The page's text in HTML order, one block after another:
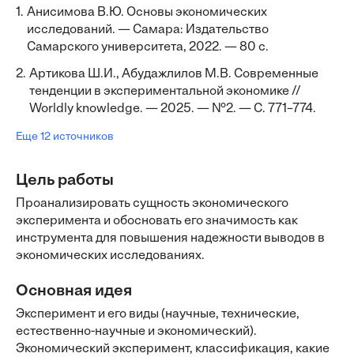
1. Анисимова В.Ю. Основы экономических
исследований. — Самара: Издательство
Самарского университета, 2022. — 80 с.
2. Артикова Ш.И., Абудажлилов М.В. Современные
тенденции в экспериментальной экономике //
Worldly knowledge. — 2025. — №2. — С. 771–774.
Еще 12 источников
Цель работы
Проанализировать сущность экономического
эксперимента и обосновать его значимость как
инструмента для повышения надежности выводов в
экономических исследованиях.
Основная идея
Эксперимент и его виды (научные, технические,
естественно-научные и экономический).
Экономический эксперимент, классификация, какие